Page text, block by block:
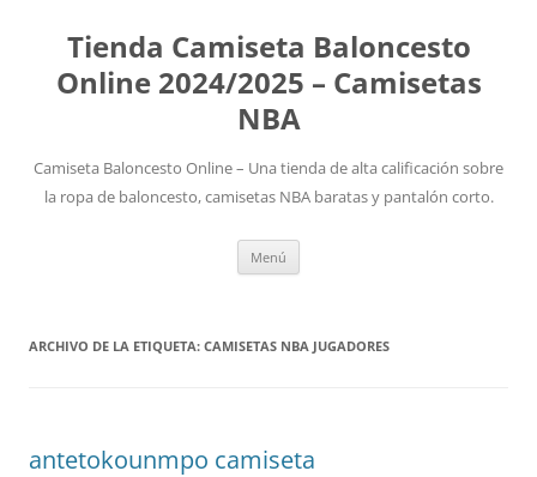
Tienda Camiseta Baloncesto
Online 2024/2025 – Camisetas
NBA
Camiseta Baloncesto Online – Una tienda de alta calificación sobre
la ropa de baloncesto, camisetas NBA baratas y pantalón corto.
Menú
ARCHIVO DE LA ETIQUETA: CAMISETAS NBA JUGADORES
antetokounmpo camiseta